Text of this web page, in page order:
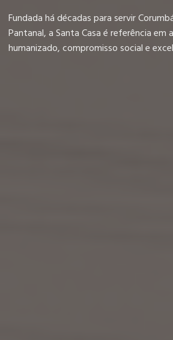
Fundada há décadas para servir
Pantanal, a Santa Casa é referência em
humanizado, compromisso social e